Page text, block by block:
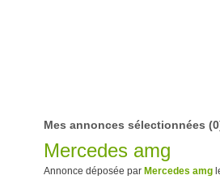
Mes annonces sélectionnées
Mercedes amg
Annonce déposée par Mercedes amg